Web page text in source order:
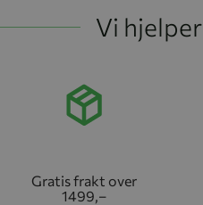
Vi
Gratis frakt over
1499,–